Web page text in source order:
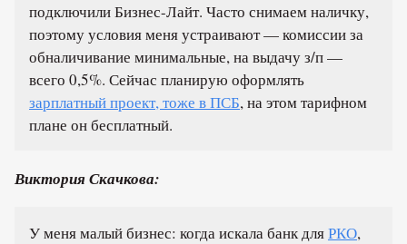
подключили Бизнес-Лайт. Часто снимаем наличку,
поэтому условия меня устраивают — комиссии за
обналичивание минимальные, на выдачу з/п —
всего 0,5%. Сейчас планирую оформлять
зарплатный проект, тоже в ПСБ, на этом тарифном
плане он бесплатный.
Виктория Скачкова:
У меня малый бизнес: когда искала банк дляРКО,